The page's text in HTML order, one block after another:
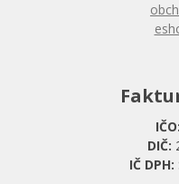
IČO:
DIČ:
IČ DPH: